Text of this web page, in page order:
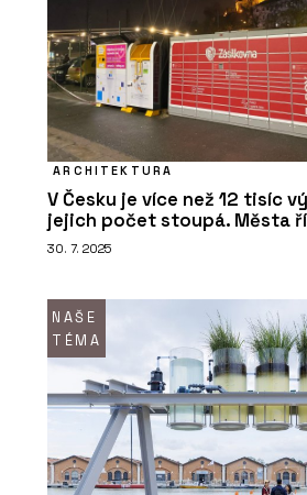
ARCHITEKTURA
V Česku je více než 12 tisíc
jejich počet stoupá. Města
30. 7. 2025
NAŠE
TÉMA